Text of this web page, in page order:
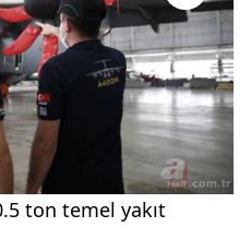
ton temel yakıt